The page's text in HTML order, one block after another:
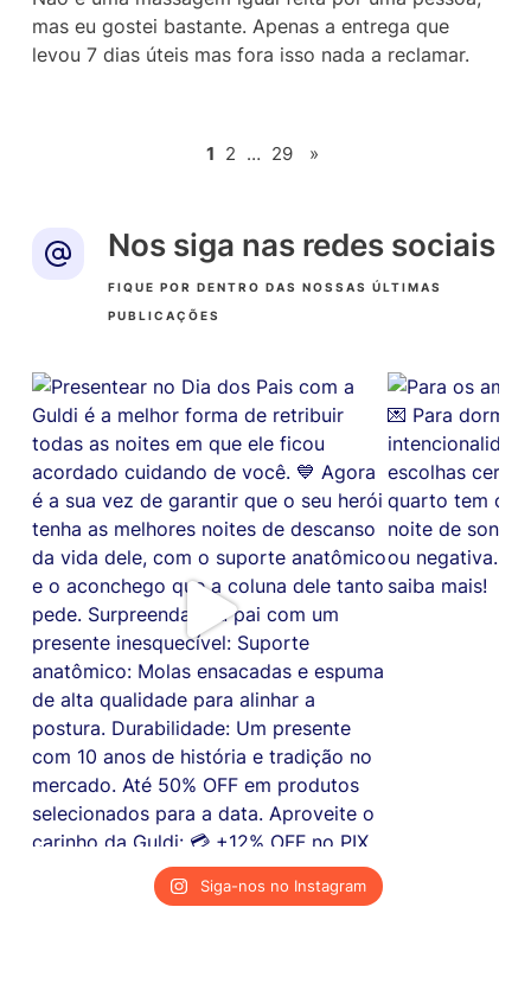
mas eu gostei bastante. Apenas a entrega que
levou 7 dias úteis mas fora isso nada a reclamar.
1 2 … 29 »
Nos siga nas redes sociais
FIQUE POR DENTRO DAS NOSSAS ÚLTIMAS
PUBLICAÇÕES
Siga-nos no Instagram